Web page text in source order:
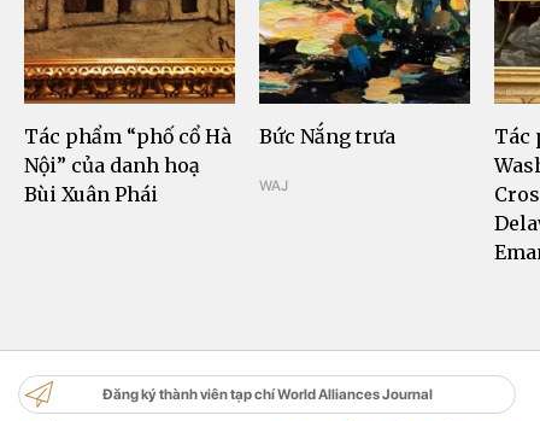
Tác phẩm “phố cổ Hà
Nội” của danh hoạ
Bùi Xuân Phái
Bức Nắng trưa
WAJ
Tác
Đăng ký thành viên tạp chí World Alliances Journal